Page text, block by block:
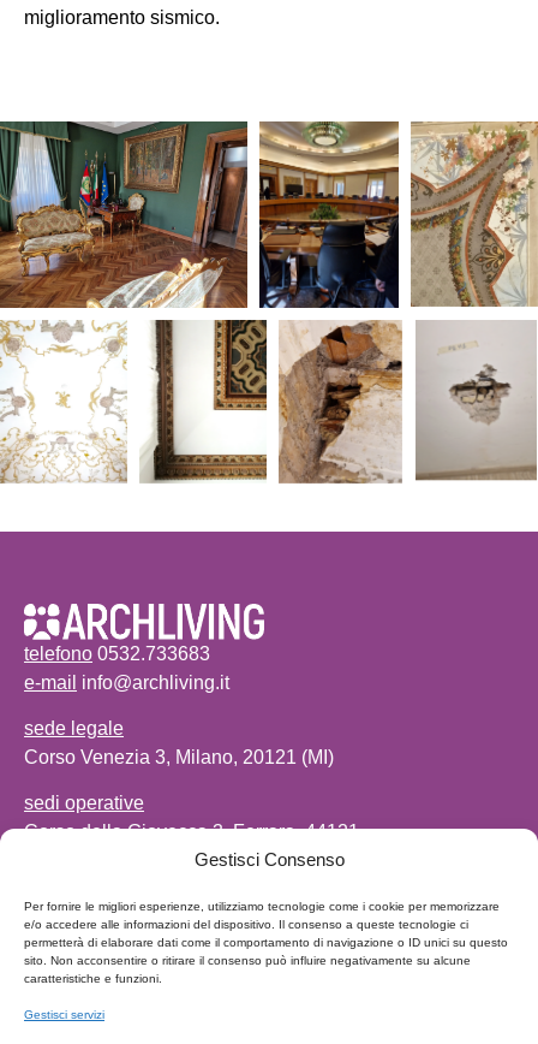
Gestisci Consenso
Per fornire le migliori esperienze, utilizziamo tecnologie come i cookie per memorizzare
e/o accedere alle informazioni del dispositivo. Il consenso a queste tecnologie ci
permetterà di elaborare dati come il comportamento di navigazione o ID unici su questo
sito. Non acconsentire o ritirare il consenso può influire negativamente su alcune
caratteristiche e funzioni.
Gestisci servizi
miglioramento sismico.
telefono 0532.733683
e-mail info@archliving.it
sede legale
Corso Venezia 3, Milano, 20121 (MI)
sedi operative
Corso della Giovecca 3, Ferrara, 44121
Via J. F. Kennedy, 5, Napoli 80125 (NA)